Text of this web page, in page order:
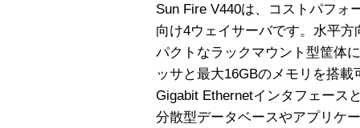
Sun Fire V440は、コストパフォ
向け4ウェイサーバです。水平
パクトなラックマウント型筐体
ッサと最大16GBのメモリを搭
Gigabit Ethernetインタフェース
分散型データベースやアプリケ